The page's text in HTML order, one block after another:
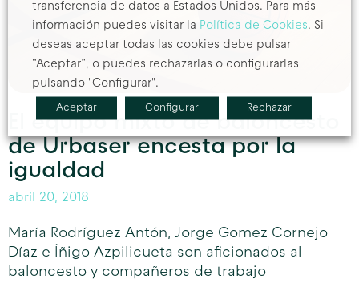
El equipo mixto de baloncesto
de Urbaser encesta por la
igualdad
abril 20, 2018
María Rodríguez Antón, Jorge Gomez Cornejo
Díaz e Íñigo Azpilicueta son aficionados al
baloncesto y compañeros de trabajo
transferencia de datos a Estados Unidos. Para más
información puedes visitar la Política de Cookies. Si
deseas aceptar todas las cookies debe pulsar
“Aceptar”, o puedes rechazarlas o configurarlas
pulsando "Configurar".
Aceptar Configurar Rechazar